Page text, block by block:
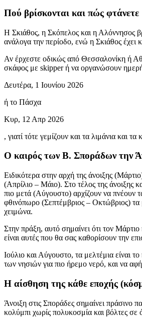
Πού βρίσκονται και πώς φτάνετε
Η Σκιάθος, η Σκόπελος και η Αλόννησος
ανάλογα την περίοδο, ενώ η Σκιάθος έχει
Αν έρχεστε οδικώς από Θεσσαλονίκη ή
σκάφος με skipper ή να οργανώσουν
Δευτέρα, 1 Ιουνίου 2026
ή το Πάσχα
Κυρ, 12 Απρ 2026
, γιατί τότε γεμίζουν και τα λιμάνια και
Ο καιρός των Β. Σποράδων την
Ειδικότερα στην αρχή της άνοιξης
(Απρίλιο – Μάιο). Στο τέλος της άνοιξης
πιο μετά (Αύγουστο) αρχίζουν να πνέουν
φθινόπωρο (Σεπτέμβριος – Οκτώβριος) τα
χειμώνα.
Στην πράξη, αυτό σημαίνει ότι τον
είναι αυτές που θα σας καθορίσουν την
Ιούλιο και Αύγουστο, τα μελτέμια είναι
των νησιών για πιο ήρεμο νερό, και να
Η αίσθηση της κάθε εποχής
Άνοιξη στις Σποράδες σημαίνει πράσινο
κολύμπι χωρίς πολυκοσμία και βόλτες σε